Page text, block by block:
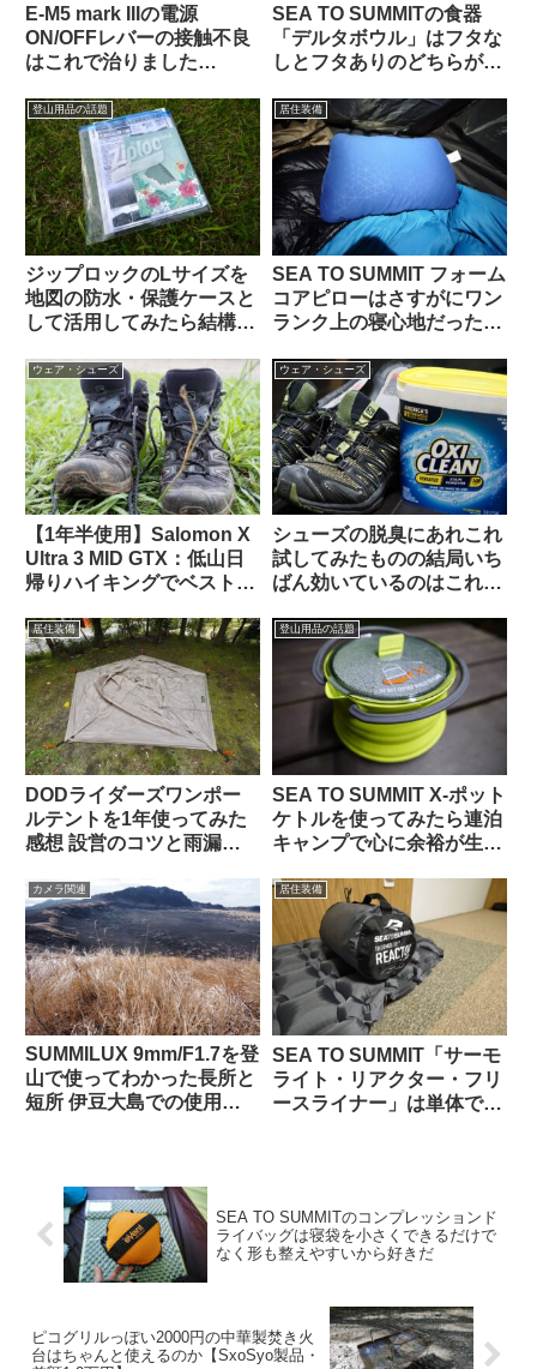
E-M5 mark IIIの電源
ON/OFFレバーの接触不良
はこれで治りました
/OM-SYSTEM OM-5】
SEA TO SUMMITの食器
「デルタボウル」はフタな
しとフタありのどちらが良
たい特徴と使用例【チキン
ラーメン・弁当箱】
登山用品の話題
ジップロックのLサイズを
地図の防水・保護ケースと
して活用してみたら結構い
居住装備
SEA TO SUMMIT フォーム
コアピローはさすがにワン
ランク上の寝心地だった
は…】
ウェア・シューズ
【1年半使用】Salomon X
Ultra 3 MID GTX：低山日
帰りハイキングでベスト・
すめ
ウェア・シューズ
シューズの脱臭にあれこれ
試してみたものの結局いち
ばん効いているのはこれ
居住装備
DODライダーズワンポー
ルテントを1年使ってみた
感想 設営のコツと雨漏り
いテント】
登山用品の話題
SEA TO SUMMIT X-ポット
ケトルを使ってみたら連泊
キャンプで心に余裕が生ま
カメラ関連
SUMMILUX 9mm/F1.7を登
山で使ってわかった長所と
短所 伊豆大島での使用例
居住装備
SEA TO SUMMIT「サーモ
ライト・リアクター・フリ
ースライナー」は単体でも
SEA TO SUMMITのコンプレッションド
ライバッグは寝袋を小さくできるだけで
なく形も整えやすいから好きだ
ピコグリルっぽい2000円の中華製焚き火
台はちゃんと使えるのか【SxoSyo製品・